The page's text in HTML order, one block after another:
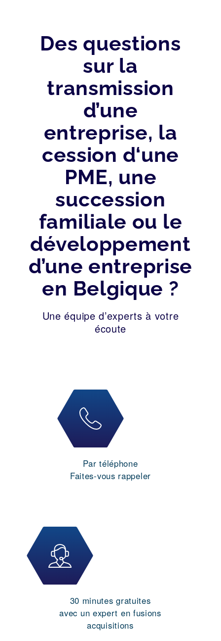
Des questions
sur la
transmission
d’une
entreprise, la
cession d‘une
PME, une
succession
familiale ou le
développement
d’une entreprise
en Belgique ?
Une équipe d’experts à votre
écoute
Par téléphone
Faites-vous rappeler
30 minutes gratuites
avec un expert en fusions
acquisitions